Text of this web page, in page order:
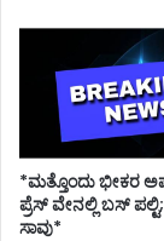
*ಮತ್ತೊಂದು ಭೀಕರ
ಪ್ರೆಸ್ ವೇನಲ್ಲಿ ಬಸ್ ಪಲ್ಟಿ;
ಸಾವು*